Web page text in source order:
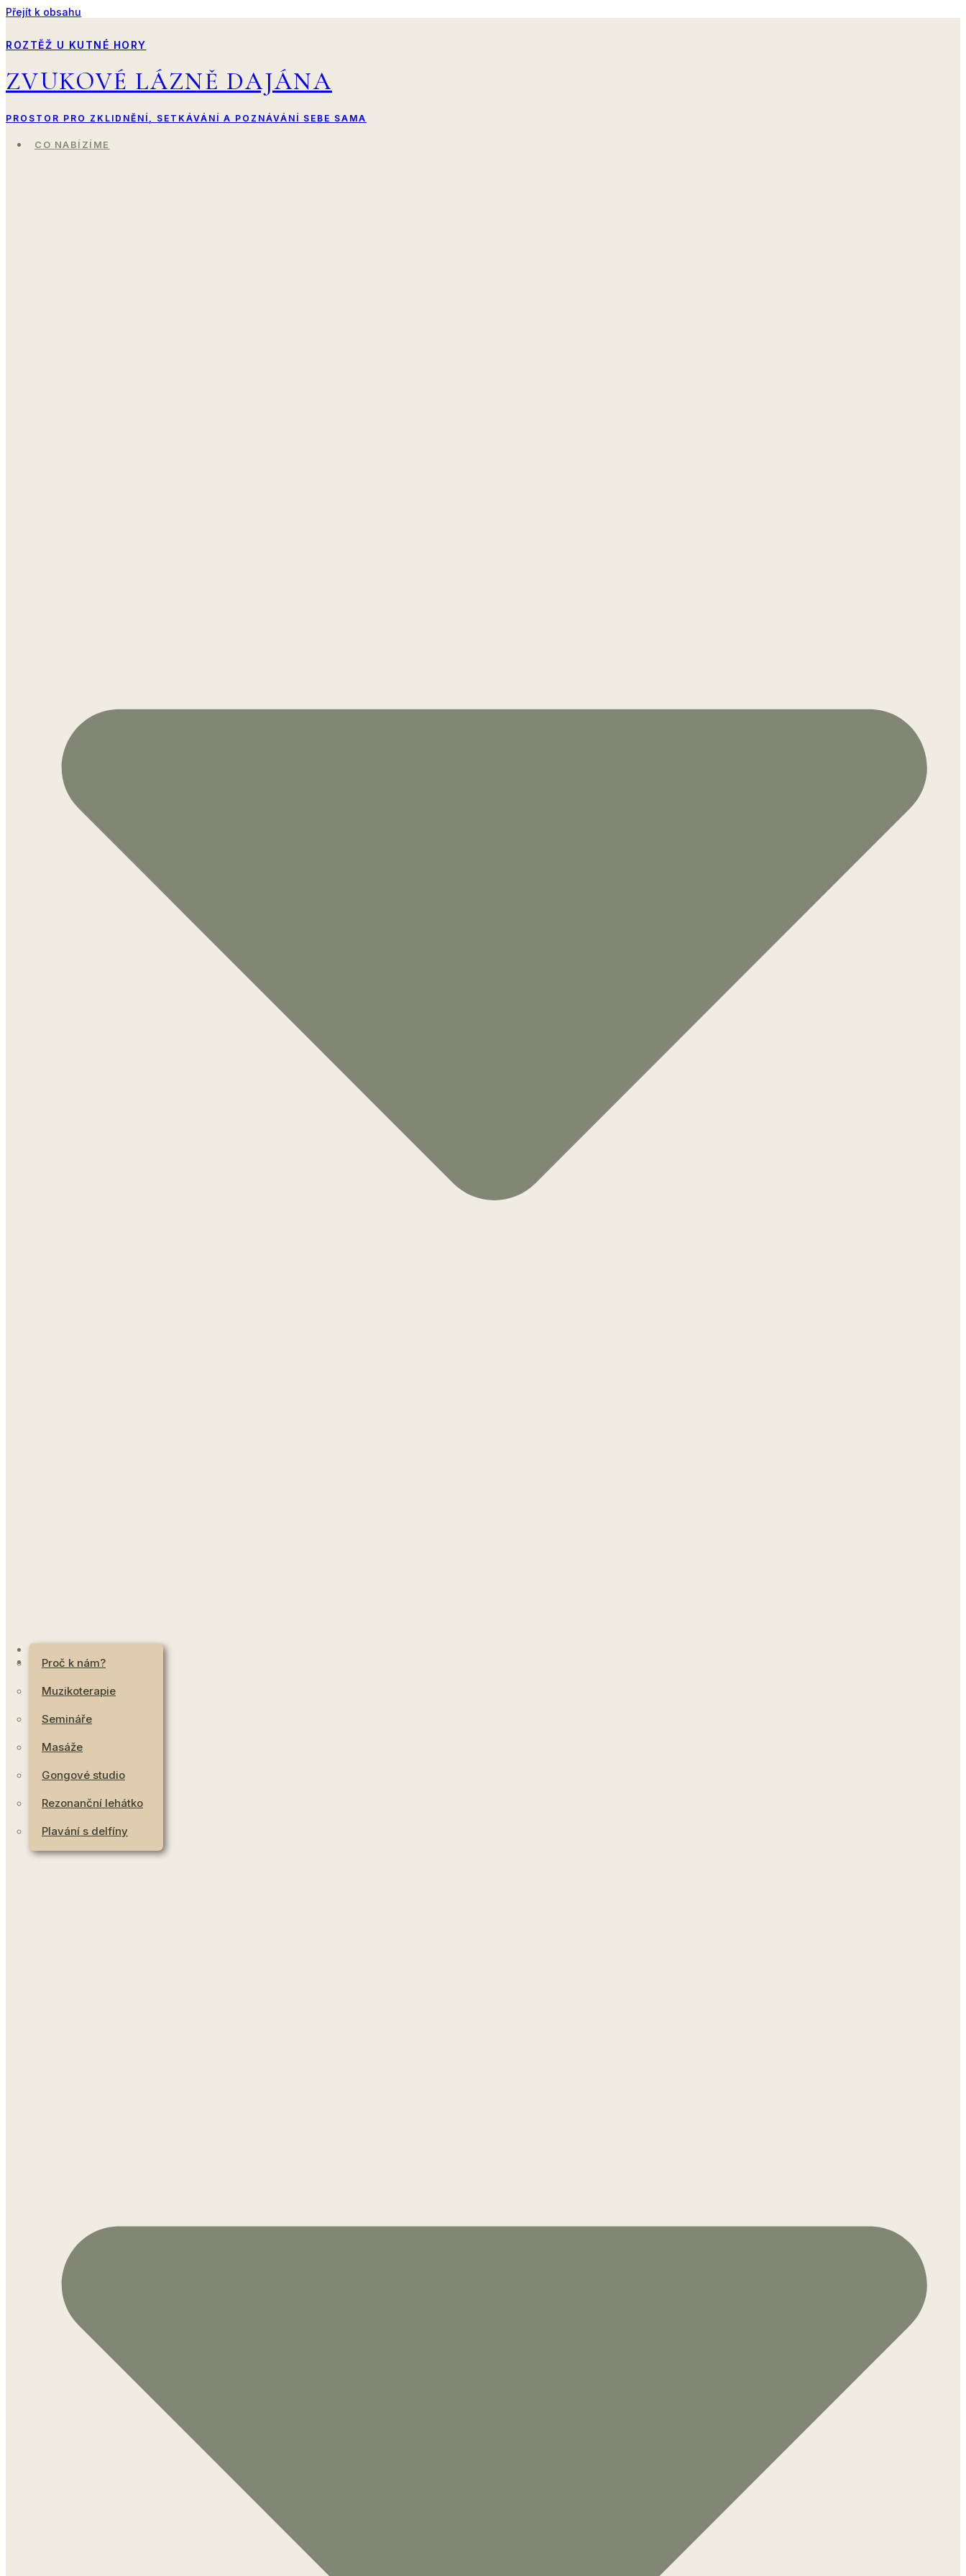
Přejít k obsahu
ROZTĚŽ U KUTNÉ HORY
ZVUKOVÉ LÁZNĚ DAJÁNA
PROSTOR PRO ZKLIDNĚNÍ, SETKÁVÁNÍ A POZNÁVÁNÍ SEBE SAMA
CO NABÍZÍME
Proč k nám?
Muzikoterapie
Semináře
Masáže
Gongové studio
Rezonanční lehátko
Plavání s delfíny
OSTATNÍ